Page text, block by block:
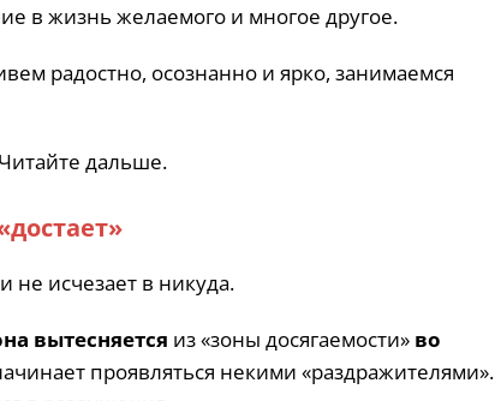
в жизнь желаемого и многое другое.
радостно, осознанно и ярко, занимаемся
дальше.
не исчезает в никуда.
вытесняется из «зоны досягаемости» во
проявляться некими «раздражителями».